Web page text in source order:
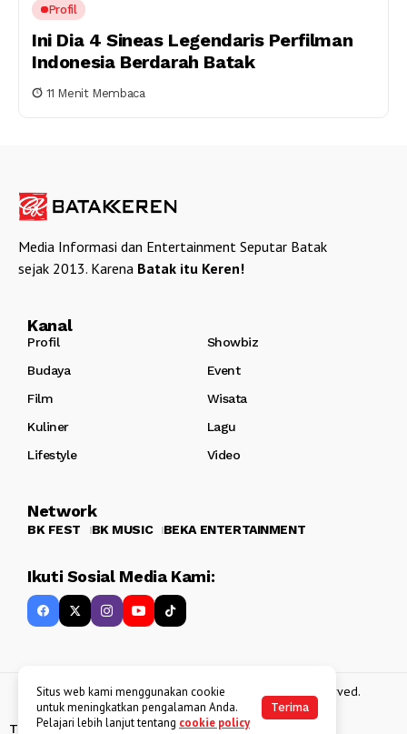
Profil
Ini Dia 4 Sineas Legendaris Perfilman
Indonesia Berdarah Batak
11 Menit Membaca
Media Informasi dan Entertainment Seputar Batak
sejak 2013. Karena Batak itu Keren!
Kanal
Profil
Showbiz
Budaya
Event
Film
Wisata
Kuliner
Lagu
Lifestyle
Video
Network
BK FEST BK MUSIC BEKA ENTERTAINMENT
Ikuti Sosial Media Kami:
Copyright 2013 - 2025BATAKKEREN . All rights reserved.
Tentang Kami Kebijakan Data Pribadi Disclaimer
Situs web kami menggunakan cookie
untuk meningkatkan pengalaman Anda.
Pelajari lebih lanjut tentang cookie policy
Terima